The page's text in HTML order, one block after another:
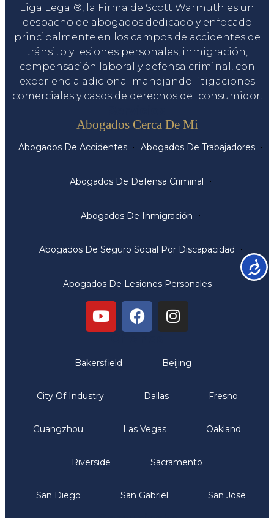
Liga Legal®, la Firma de Scott Warmuth es un
despacho de abogados dedicado y enfocado
principalmente en los campos de accidentes de
tránsito y lesiones personales, inmigración,
compensación laboral y defensa criminal, con
experiencia adicional manejando litigaciones
comerciales y casos de derechos del consumidor.
Abogados Cerca De Mi
Abogados De Accidentes Abogados De Trabajadores
Abogados De Defensa Criminal
Abogados De Inmigración
Abogados De Seguro Social Por Discapacidad
Abogados De Lesiones Personales
Bakersfield Beijing
City Of Industry Dallas Fresno
Guangzhou Las Vegas Oakland
Riverside Sacramento
San Diego San Gabriel San Jose